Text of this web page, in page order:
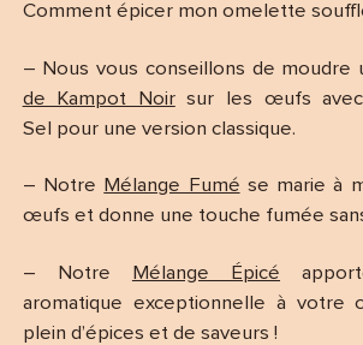
Comment épicer mon omelette
– Nous vous conseillons de moudre
de Kampot Noirsur les œufs
Sel pour une version classique.
– Notre Mélange Fumé se marie à
œufs et donne une touche fumée
– Notre Mélange Épicé
aromatique exceptionnelle à votre
plein d’épices et de saveurs !